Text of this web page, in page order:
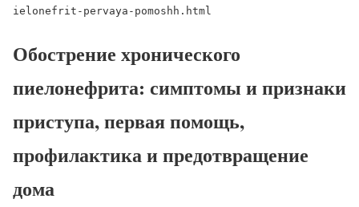
ielonefrit-pervaya-pomoshh.html
Обострение хронического
пиелонефрита: симптомы и признаки
приступа, первая помощь,
профилактика и предотвращение
дома